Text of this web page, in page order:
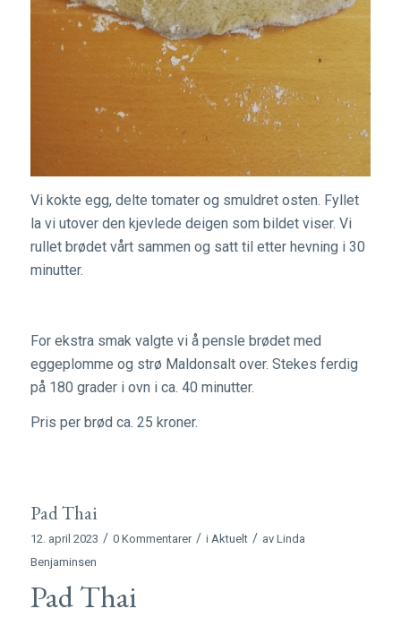
Vi kokte egg, delte tomater og smuldret osten. Fyllet
la vi utover den kjevlede deigen som bildet viser. Vi
rullet brødet vårt sammen og satt til etter hevning i 30
minutter.
For ekstra smak valgte vi å pensle brødet med
eggeplomme og strø Maldonsalt over. Stekes ferdig
på 180 grader i ovn i ca. 40 minutter.
Pris per brød ca. 25 kroner.
Pad Thai
12. april 2023 / 0 Kommentarer / i Aktuelt / av Linda
Benjaminsen
Pad Thai